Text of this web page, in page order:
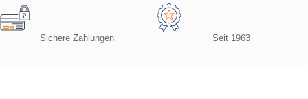
Sichere Zahlungen Seit 1963